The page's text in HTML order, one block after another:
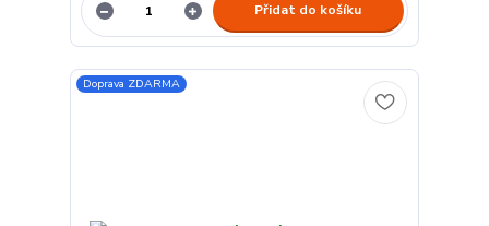
Přidat do košíku
Doprava ZDARMA